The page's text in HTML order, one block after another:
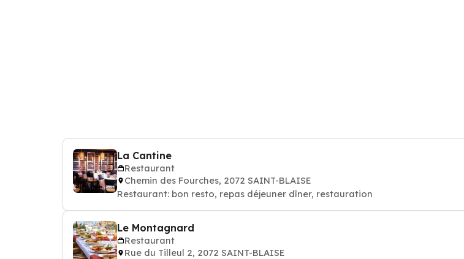
La Cantine
Restaurant
Chemin des Fourches, 2072 SAINT-BLAISE
Restaurant: bon resto, repas déjeuner dîner, restauration
Le Montagnard
Restaurant
Rue du Tilleul 2, 2072 SAINT-BLAISE